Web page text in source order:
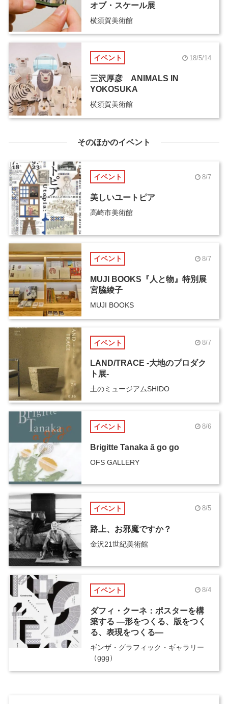
オブ・スケール展
横須賀美術館
イベント 18/5/14
三沢厚彦 ANIMALS IN
YOKOSUKA
横須賀美術館
そのほかのイベント
イベント 8/7
美しいユートピア
高崎市美術館
イベント 8/7
MUJI BOOKS『人と物』特別展
宮脇綾子
MUJI BOOKS
イベント 8/7
LAND/TRACE -大地のプロダク
ト展-
土のミュージアムSHIDO
イベント 8/6
Brigitte Tanaka ā go go
OFS GALLERY
イベント 8/5
路上、お邪魔ですか？
金沢21世紀美術館
イベント 8/4
ダフィ・クーネ：ポスターを構
築する ―形をつくる、版をつく
る、表現をつくる―
ギンザ・グラフィック・ギャラリー
（ggg）